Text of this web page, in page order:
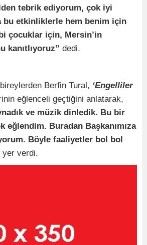
tebrik ediyorum, çok iyi
bu etkinliklerle hem benim için
çocuklar için, Mersin’in
kanıtlıyoruz” dedi.
Berfin Tural, ‘Engelliler
eğlenceli geçtiğini anlatarak,
ve müzik dinledik. Bu bir
eğlendim. Buradan Başkanımıza
Böyle faaliyetler bol bol
yer verdi.